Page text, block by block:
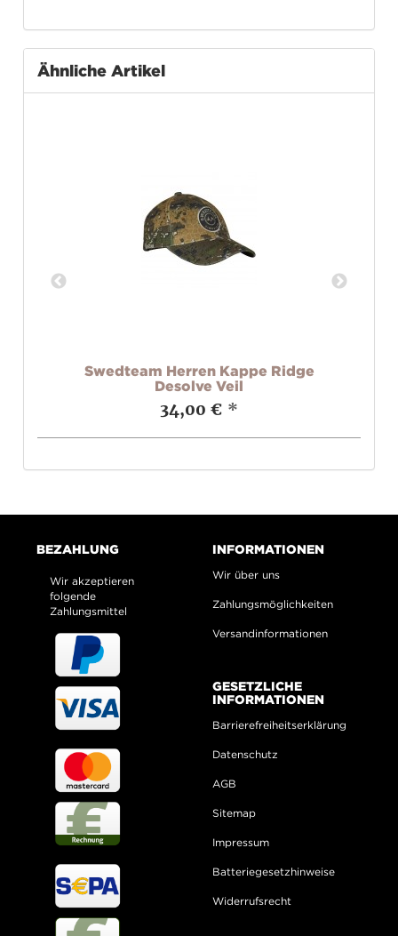
Ähnliche Artikel
Swedteam Herren Kappe Ridge
Desolve Veil
34,00 € *
BEZAHLUNG
Wir akzeptieren
folgende
Zahlungsmittel
INFORMATIONEN
Wir über uns
Zahlungsmöglichkeiten
Versandinformationen
GESETZLICHE
INFORMATIONEN
Barrierefreiheitserklärung
Datenschutz
AGB
Sitemap
Impressum
Batteriegesetzhinweise
Widerrufsrecht